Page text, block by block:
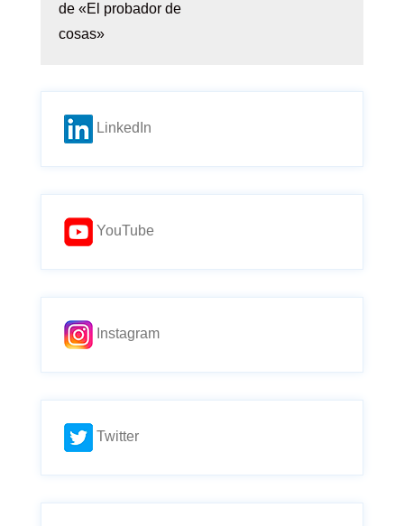
de «El probador de
cosas»
LinkedIn
YouTube
Instagram
Twitter